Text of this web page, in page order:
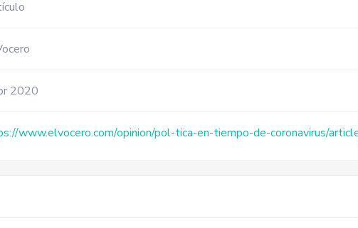
2020
www.elvocero.com/opinion/pol-tica-en-tiempo-de-coronavirus/